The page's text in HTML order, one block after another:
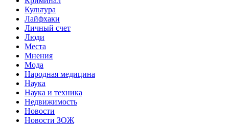
Культура
Лайфхаки
Личный счет
Люди
Места
Мнения
Мода
Народная медицина
Наука
Наука и техника
Недвижимость
Новости
Новости ЗОЖ